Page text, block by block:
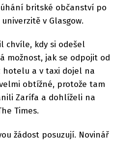
britské občanství po
v Glasgow.
chvíle, kdy si odešel
možnost, jak se odpojit od
hotelu a v taxi dojel na
obtížné, protože tam
Zarífa a dohlíželi na
Times.
žádost posuzují. Novinář